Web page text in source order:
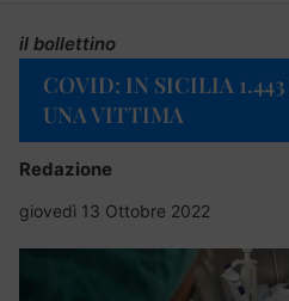
il bollettino
COVID: IN SICILIA
UNA VITTIMA
Redazione
giovedì 13 Ottobre 2022